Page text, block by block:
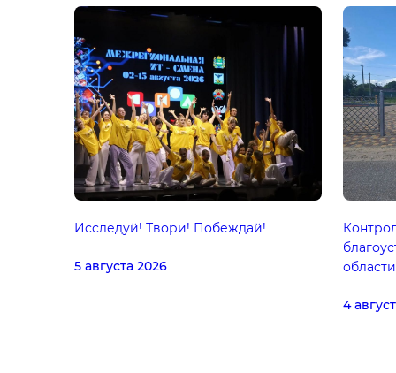
Исследуй! Твори! Побеждай!
5 августа 2026
области
4